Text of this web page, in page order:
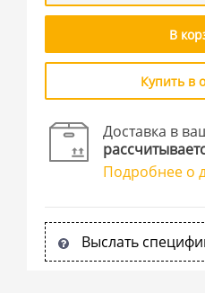
В
Купить в
Доставка в
Подробнее о
Выслать